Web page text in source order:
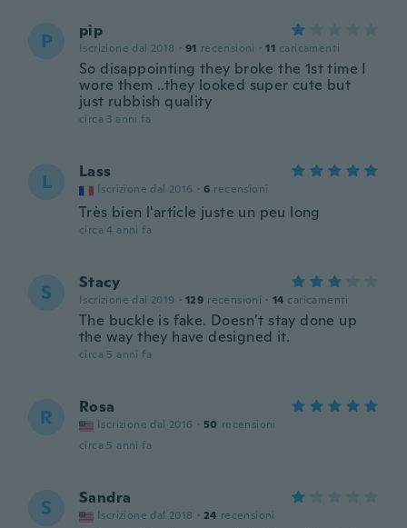
P pip
Iscrizione dal 2018 · 91 recensioni · 11 caricamenti
So disappointing they broke the 1st time I
wore them ..they looked super cute but
just rubbish quality
circa 3 anni fa
L Lass
Iscrizione dal 2016 · 6 recensioni
Très bien l'article juste un peu long
circa 4 anni fa
S Stacy
Iscrizione dal 2019 · 129 recensioni · 14 caricamenti
The buckle is fake. Doesn’t stay done up
the way they have designed it.
circa 5 anni fa
R Rosa
Iscrizione dal 2016 · 50 recensioni
circa 5 anni fa
S Sandra
Iscrizione dal 2018 · 24 recensioni